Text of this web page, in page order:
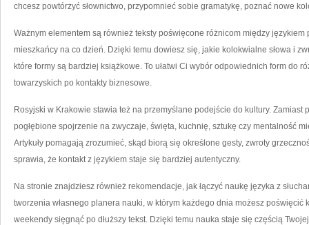
chcesz powtórzyć słownictwo, przypomnieć sobie gramatykę, poznać nowe
Ważnym elementem są również teksty poświęcone różnicom między językiem
mieszkańcy na co dzień. Dzięki temu dowiesz się, jakie kolokwialne słowa i
które formy są bardziej książkowe. To ułatwi Ci wybór odpowiednich form do
towarzyskich po kontakty biznesowe.
Rosyjski w Krakowie stawia też na przemyślane podejście do kultury. Zamiast
pogłębione spojrzenie na zwyczaje, święta, kuchnię, sztukę czy mentalność
Artykuły pomagają zrozumieć, skąd biorą się określone gesty, zwroty
sprawia, że kontakt z językiem staje się bardziej autentyczny.
Na stronie znajdziesz również rekomendacje, jak łączyć naukę języka z
tworzenia własnego planera nauki, w którym każdego dnia możesz
weekendy sięgnąć po dłuższy tekst. Dzięki temu nauka staje się częścią